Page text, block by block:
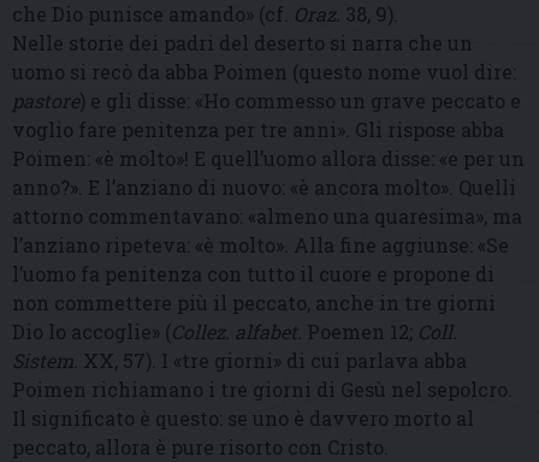
che Dio punisce amando» (cf. Oraz. 38, 9).
Nelle storie dei padri del deserto si narra che un
uomo si recò da abba Poimen (questo nome vuol dire:
pastore) e gli disse: «Ho commesso un grave peccato e
voglio fare penitenza per tre anni». Gli rispose abba
Poimen: «è molto»! E quell’uomo allora disse: «e per un
anno?». E l’anziano di nuovo: «è ancora molto». Quelli
attorno commentavano: «almeno una quaresima», ma
l’anziano ripeteva: «è molto». Alla fine aggiunse: «Se
l’uomo fa penitenza con tutto il cuore e propone di
non commettere più il peccato, anche in tre giorni
Dio lo accoglie» (Collez. alfabet. Poemen 12; Coll.
Sistem. XX, 57). I «tre giorni» di cui parlava abba
Poimen richiamano i tre giorni di Gesù nel sepolcro.
Il significato è questo: se uno è davvero morto al
peccato, allora è pure risorto con Cristo.